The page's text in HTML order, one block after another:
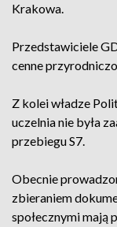
Krakowa.
Przedstawiciele
cenne
Z kolei władze
uczelnia nie była
przebiegu S7.
Obecnie
zbieraniem
społecznymi mają